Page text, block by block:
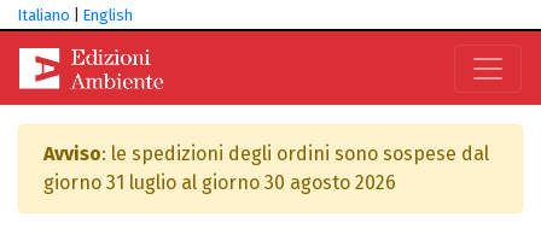
Italiano English
Avviso: le spedizioni degli ordini sono sospese dal
giorno 31 luglio al giorno 30 agosto 2026